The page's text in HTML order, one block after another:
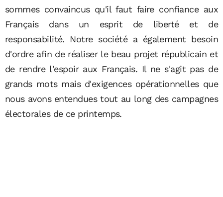
sommes convaincus qu'il faut faire confiance aux
Français dans un esprit de liberté et de
responsabilité. Notre société a également besoin
d'ordre afin de réaliser le beau projet républicain et
de rendre l'espoir aux Français. Il ne s'agit pas de
grands mots mais d'exigences opérationnelles que
nous avons entendues tout au long des campagnes
électorales de ce printemps.